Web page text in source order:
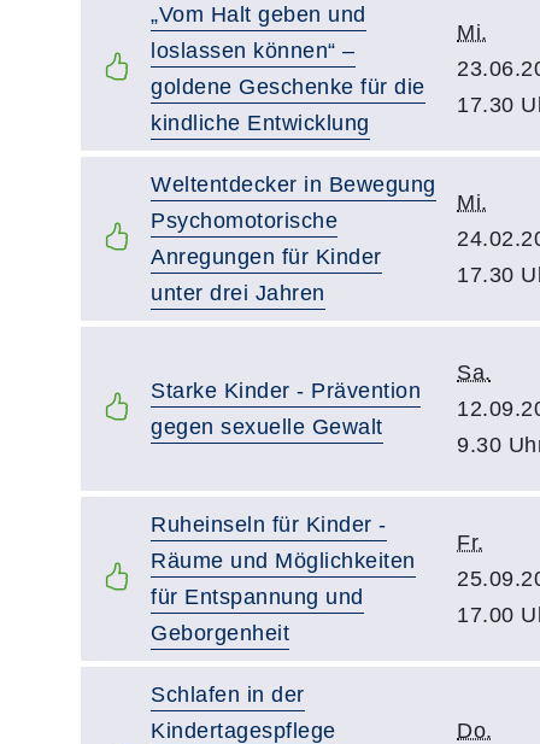
„Vom Halt geben und
loslassen können“ –
goldene Geschenke für die
kindliche Entwicklung
Mi.
17.30
Weltentdecker in Bewegung
Psychomotorische
Anregungen für Kinder
unter drei Jahren
Mi.
17.30
Starke Kinder - Prävention
gegen sexuelle Gewalt
Sa.
9.30
Ruheinseln für Kinder -
Räume und Möglichkeiten
für Entspannung und
Geborgenheit
Fr.
17.00
Schlafen in der
Kindertagespflege
Do.